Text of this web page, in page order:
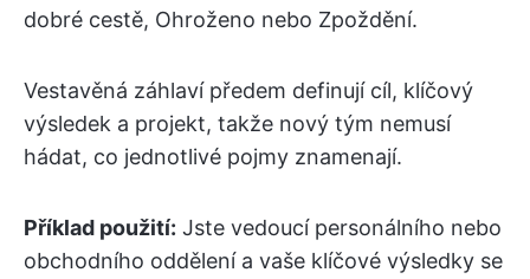
dobré cestě, Ohroženo nebo Zpoždění.
Vestavěná záhlaví předem definují cíl, klíčový
výsledek a projekt, takže nový tým nemusí
hádat, co jednotlivé pojmy znamenají.
Příklad použití: Jste vedoucí personálního nebo
obchodního oddělení a vaše klíčové výsledky se